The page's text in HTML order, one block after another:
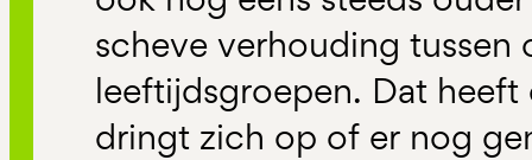
scheve verhouding tussen
leeftijdsgroepen. Dat
dringt zich op of er nog